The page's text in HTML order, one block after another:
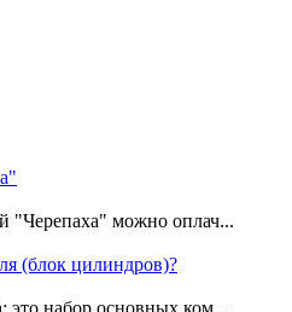
"Черепаха" можно оплач...
(блок цилиндров)?